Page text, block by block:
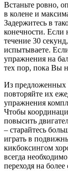
Встаньте ровно,
в колене и
Задержитесь в
конечности. Если
течение 30
испытываете.
упражнения на
тех пор, пока Вы
Из предложенных
повторяйте их
упражнения
Чтобы
повысить
– старайтесь
играть в
кикбоксингом
всегда
переходя на